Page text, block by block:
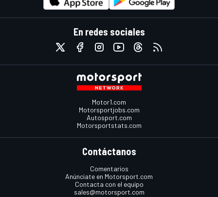
En redes sociales
Motor1.com
Motorsportjobs.com
Autosport.com
Motorsportstats.com
Contáctanos
Comentarios
Anúnciate en Motorsport.com
Contacta con el equipo
sales@motorsport.com